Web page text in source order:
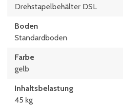
Drehstapelbehälter DSL
Boden
Standardboden
Farbe
gelb
Inhaltsbelastung
45 kg